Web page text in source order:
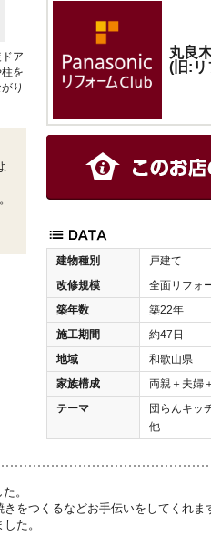
丸良
(旧:リ
建物種別
戸建て
改修規模
全面リフォ
築年数
築22年
施工期間
約47日
地域
和歌山県
家族構成
両親＋夫婦
テーマ
団らんキッ
他
ア
を
り
。
をつくるなどお手伝いをしてくれ
た。